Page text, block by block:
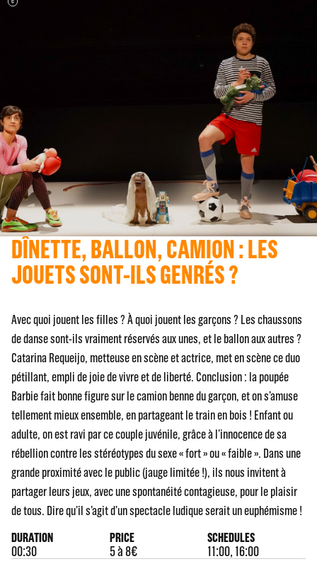
DÎNETTE, BALLON, CAMION : LES
JOUETS SONT-ILS GENRÉS ?
Avec quoi jouent les filles ? À quoi jouent les garçons ? Les chaussons
de danse sont-ils vraiment réservés aux unes, et le ballon aux autres ?
Catarina Requeijo, metteuse en scène et actrice, met en scène ce duo
pétillant, empli de joie de vivre et de liberté. Conclusion : la poupée
Barbie fait bonne figure sur le camion benne du garçon, et on s’amuse
tellement mieux ensemble, en partageant le train en bois ! Enfant ou
adulte, on est ravi par ce couple juvénile, grâce à l’innocence de sa
rébellion contre les stéréotypes du sexe « fort » ou « faible ». Dans une
grande proximité avec le public (jauge limitée !), ils nous invitent à
partager leurs jeux, avec une spontanéité contagieuse, pour le plaisir
de tous. Dire qu’il s’agit d’un spectacle ludique serait un euphémisme !
DURATION
00:30
PRICE
5 à 8€
SCHEDULES
11:00, 16:00